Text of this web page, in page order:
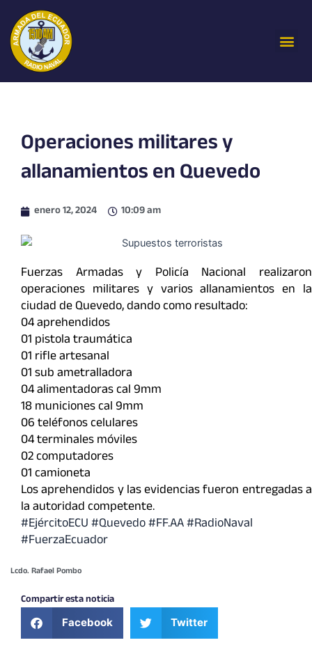
contenido
Operaciones militares y
allanamientos en Quevedo
enero 12, 2024 10:09 am
Fuerzas Armadas y Policía Nacional realizaron
operaciones militares y varios allanamientos en la
ciudad de Quevedo, dando como resultado:
04 aprehendidos
01 pistola traumática
01 rifle artesanal
01 sub ametralladora
04 alimentadoras cal 9mm
18 municiones cal 9mm
06 teléfonos celulares
04 terminales móviles
02 computadores
01 camioneta
Los aprehendidos y las evidencias fueron entregadas a
la autoridad competente.
#EjércitoECU #Quevedo #FF.AA #RadioNaval
#FuerzaEcuador
Lcdo. Rafael Pombo
Compartir esta noticia
Facebook Twitter